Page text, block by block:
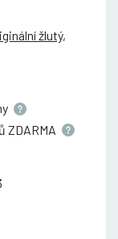
žlutý,
ZDARMA